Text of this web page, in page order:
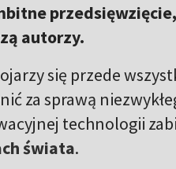
autorzy.
się przede
za sprawą
technologii
świata.